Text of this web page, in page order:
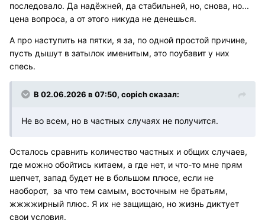
последовало. Да надёжней, да стабильней, но, снова, но...
цена вопроса, а от этого никуда не денешься.
А про наступить на пятки, я за, по одной простой причине,
пусть дышут в затылок именитым, это поубавит у них
спесь.
В 02.06.2026 в 07:50, copichсказал:
Не во всем, но в частных случаях не получится.
Осталось сравнить количество частных и общих случаев,
где можно обойтись китаем, а где нет, и что-то мне прям
шепчет, запад будет не в большом плюсе, если не
наоборот, за что тем самым, восточным не братьям,
жжжжирный плюс. Я их не защищаю, но жизнь диктует
свои условия.